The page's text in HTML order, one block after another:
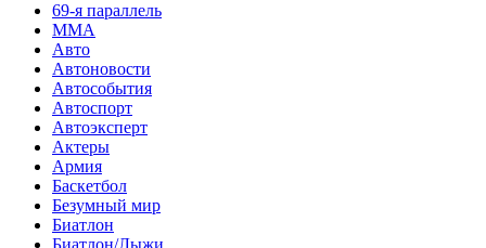
69-я параллель
MMA
Авто
Автоновости
Автособытия
Автоспорт
Автоэксперт
Актеры
Армия
Баскетбол
Безумный мир
Биатлон
Биатлон/Лыжи